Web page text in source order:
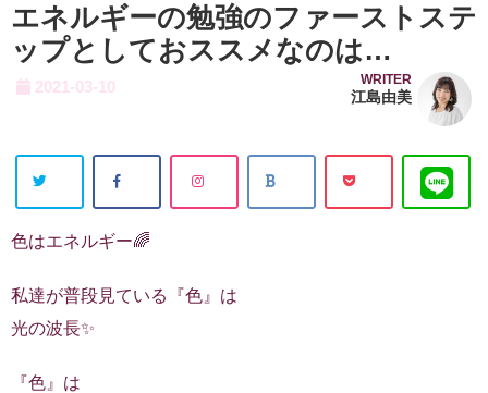
エネルギーの勉強のファーストステ
ップとしておススメなのは…
2021-03-10 WRITER
江島由美
色はエネルギー🌈
私達が普段見ている『色』は
光の波長✨
『色』は